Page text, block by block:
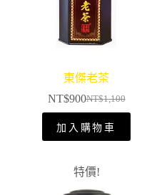
東傑老茶
NT$1,100
NT$900
加入購物車
特價!